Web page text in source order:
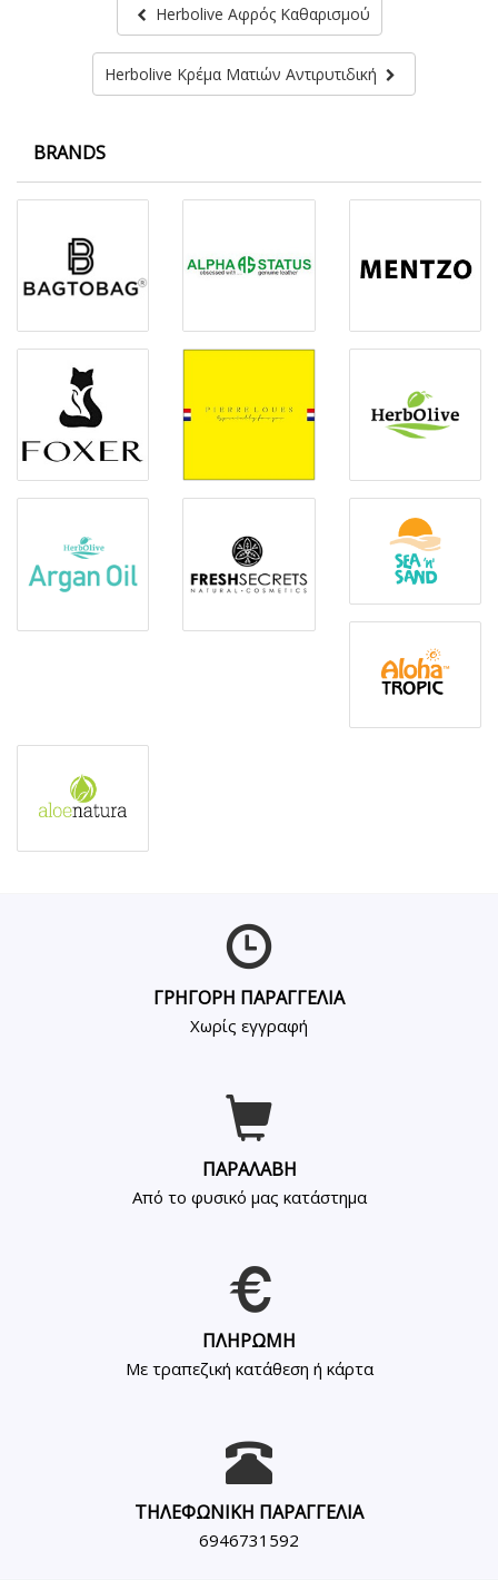
Herbolive Αφρός Καθαρισμού
Herbolive Κρέμα Ματιών Αντιρυτιδική
BRANDS
ΓΡΗΓΟΡΗ ΠΑΡΑΓΓΕΛΙΑ
Χωρίς εγγραφή
ΠΑΡΑΛΑΒΗ
Από το φυσικό μας κατάστημα
ΠΛΗΡΩΜΗ
Με τραπεζική κατάθεση ή κάρτα
ΤΗΛΕΦΩΝΙΚΗ ΠΑΡΑΓΓΕΛΙΑ
6946731592